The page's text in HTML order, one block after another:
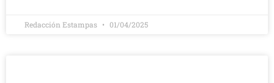
Redacción Estampas 01/04/2025